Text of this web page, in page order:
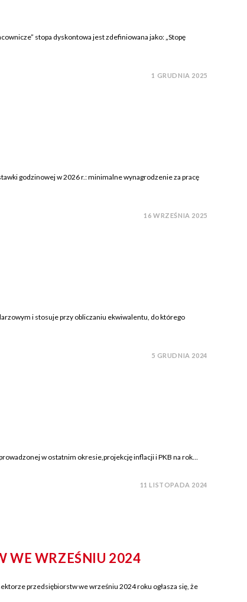
stopa dyskontowa jest zdefiniowana jako: „Stopę
1 GRUDNIA 2025
godzinowej w 2026 r.: minimalne wynagrodzenie za pracę
16 WRZEŚNIA 2025
i stosuje przy obliczaniu ekwiwalentu, do którego
5 GRUDNIA 2024
w ostatnim okresie,projekcję inflacji i PKB na rok…
11 LISTOPADA 2024
WE WRZEŚNIU 2024
przedsiębiorstw we wrześniu 2024 roku ogłasza się, że